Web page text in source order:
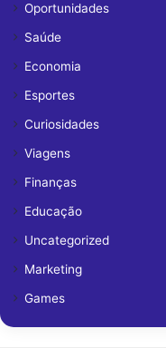
Oportunidades
Saúde
Economia
Esportes
Curiosidades
Viagens
Finanças
Educação
Uncategorized
Marketing
Games